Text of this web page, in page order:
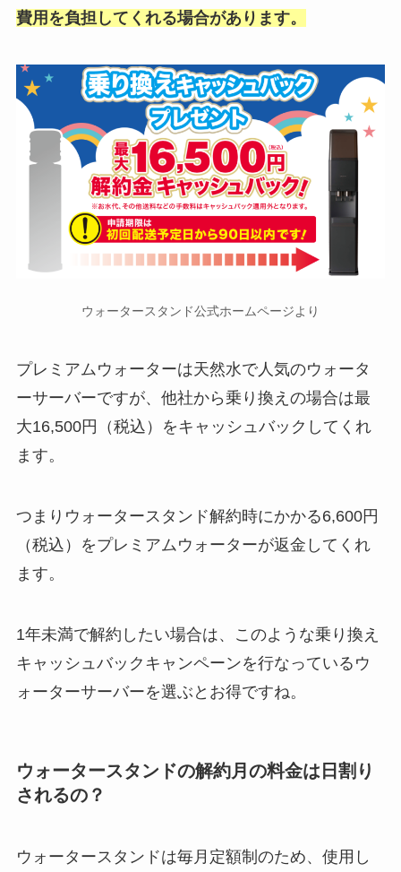
費用を負担してくれる場合があります。
ウォータースタンド公式ホームページより
プレミアムウォーターは天然水で人気のウォータ
ーサーバーですが、他社から乗り換えの場合は最
大16,500円（税込）をキャッシュバックしてくれ
ます。
つまりウォータースタンド解約時にかかる6,600円
（税込）をプレミアムウォーターが返金してくれ
ます。
1年未満で解約したい場合は、このような乗り換え
キャッシュバックキャンペーンを行なっているウ
ォーターサーバーを選ぶとお得ですね。
ウォータースタンドの解約月の料金は日割り
されるの？
ウォータースタンドは毎月定額制のため、使用し